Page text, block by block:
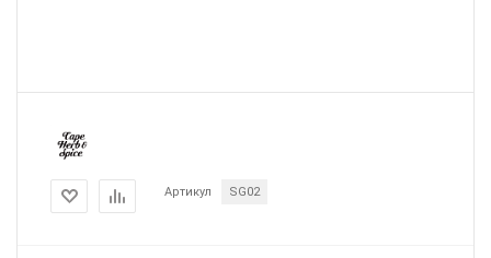
Артикул SG02